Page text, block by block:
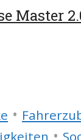
Master
•
•